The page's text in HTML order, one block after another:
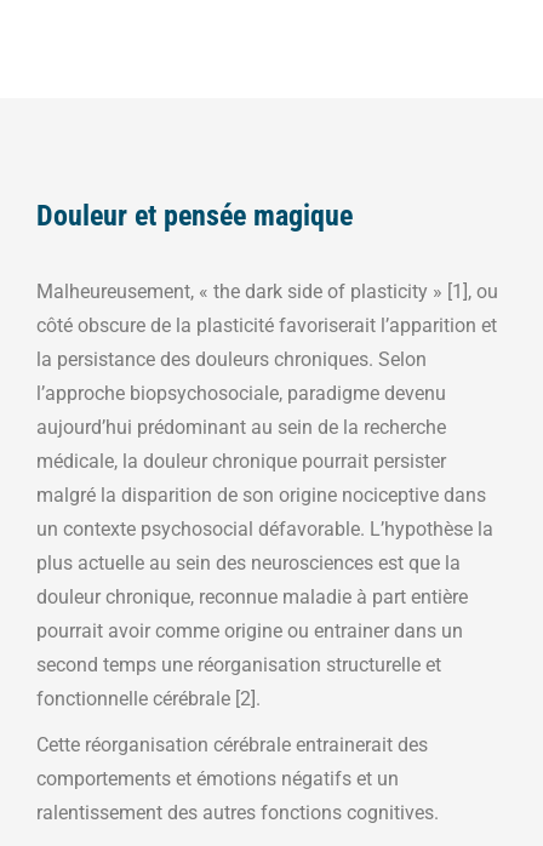
Douleur et pensée magique
Malheureusement, « the dark side of plasticity » [1], ou
côté obscure de la plasticité favoriserait l’apparition et
la persistance des douleurs chroniques. Selon
l’approche biopsychosociale, paradigme devenu
aujourd’hui prédominant au sein de la recherche
médicale, la douleur chronique pourrait persister
malgré la disparition de son origine nociceptive dans
un contexte psychosocial défavorable. L’hypothèse la
plus actuelle au sein des neurosciences est que la
douleur chronique, reconnue maladie à part entière
pourrait avoir comme origine ou entrainer dans un
second temps une réorganisation structurelle et
fonctionnelle cérébrale [2].
Cette réorganisation cérébrale entrainerait des
comportements et émotions négatifs et un
ralentissement des autres fonctions cognitives.